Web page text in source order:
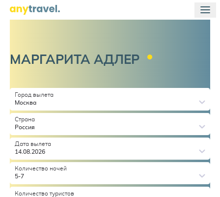
МАРГАРИТА АДЛЕР
Город вылета
Москва
Страна
Россия
Дата вылета
14.08.2026
Количество ночей
5-7
Количество туристов